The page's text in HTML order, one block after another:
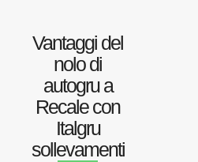
Vantaggi del
nolo di
autogru a
Recale con
Italgru
sollevamenti